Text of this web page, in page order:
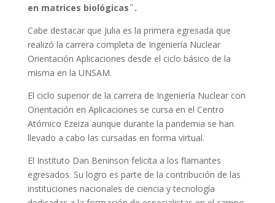
en matrices biológicas¨.
Cabe destacar que Julia es la primera egresada que
realizó la carrera completa de Ingeniería Nuclear
Orientación Aplicaciones desde el ciclo básico de la
misma en la UNSAM.
El ciclo superior de la carrera de Ingeniería Nuclear con
Orientación en Aplicaciones se cursa en el Centro
Atómico Ezeiza aunque durante la pandemia se han
llevado a cabo las cursadas en forma virtual.
El Instituto Dan Beninson felicita a los flamantes
egresados. Su logro es parte de la contribución de las
instituciones nacionales de ciencia y tecnología